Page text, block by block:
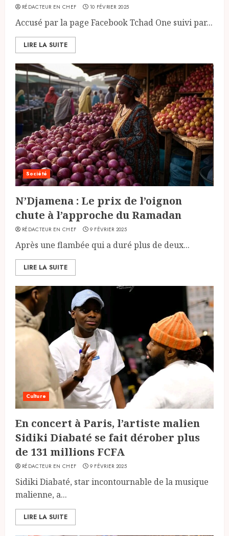
RÉDACTEUR EN CHEF 10 FÉVRIER 2025
Accusé par la page Facebook Tchad One suivi par...
LIRE LA SUITE
Société
N’Djamena : Le prix de l’oignon
chute à l’approche du Ramadan
RÉDACTEUR EN CHEF 9 FÉVRIER 2025
Après une flambée qui a duré plus de deux...
LIRE LA SUITE
Culture
En concert à Paris, l’artiste malien
Sidiki Diabaté se fait dérober plus
de 131 millions FCFA
RÉDACTEUR EN CHEF 9 FÉVRIER 2025
Sidiki Diabaté, star incontournable de la musique
malienne, a...
LIRE LA SUITE